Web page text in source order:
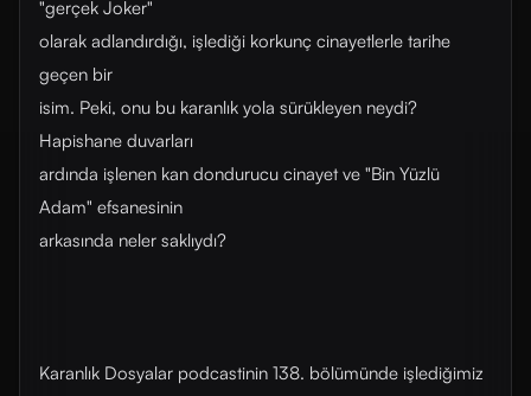
"gerçek Joker"
olarak adlandırdığı, işlediği korkunç cinayetlerle tarihe
geçen bir
isim. Peki, onu bu karanlık yola sürükleyen neydi?
Hapishane duvarları
ardında işlenen kan dondurucu cinayet ve "Bin Yüzlü
Adam" efsanesinin
arkasında neler saklıydı?
Karanlık Dosyalar podcastinin 138. bölümünde işlediğimiz